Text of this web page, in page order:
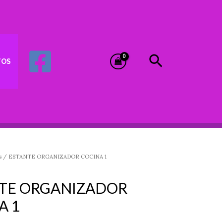
Buscar
/ ESTANTE ORGANIZADOR COCINA 1
ORGANIZADOR
1